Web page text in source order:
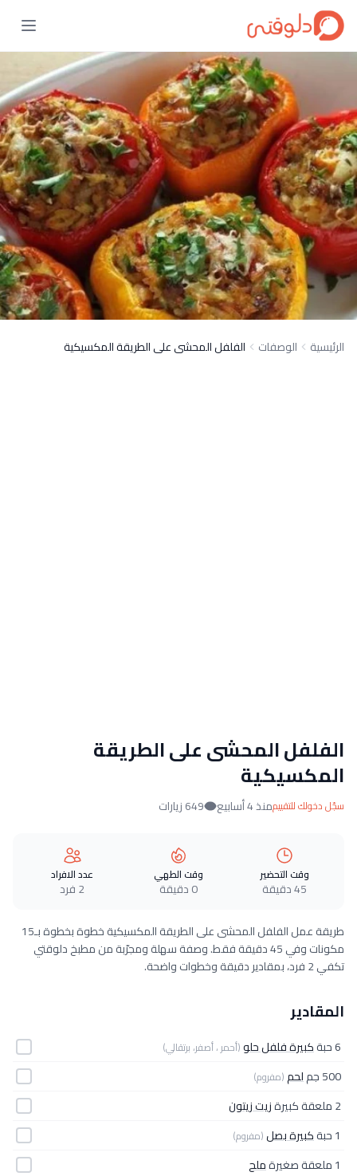
الرئيسية الوصفات الفلفل المحشى على الطريقة المكسيكية
الفلفل المحشى على الطريقة
المكسيكية
سجّل دخولك للتقييممنذ 4 أسابيع 649 زيارات
وقت التحضير
45 دقيقة
وقت الطهي
0 دقيقة
عدد الافراد
2 فرد
طريقة عمل الفلفل المحشى على الطريقة المكسيكية خطوة بخطوة بـ15
مكونات وفي 45 دقيقة فقط. وصفة سهلة ومجرّبة من مطبخ دلوقتي
تكفي 2 فرد، بمقادير دقيقة وخطوات واضحة.
المقادير
6 حبة كبيرة فلفل حلو(أحمر ، أصفر، برتقالي)
500 جم لحم(مفروم)
2 ملعقة كبيرة
زيت زيتون
1 حبة
كبيرة بصل(مفروم)
1 ملعقة صغيرة
ملح